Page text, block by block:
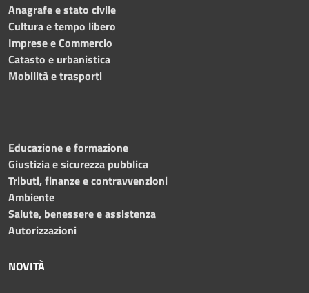
Anagrafe e stato civile
Cultura e tempo libero
Imprese e Commercio
Catasto e urbanistica
Mobilità e trasporti
Educazione e formazione
Giustizia e sicurezza pubblica
Tributi, finanze e contravvenzioni
Ambiente
Salute, benessere e assistenza
Autorizzazioni
NOVITÀ